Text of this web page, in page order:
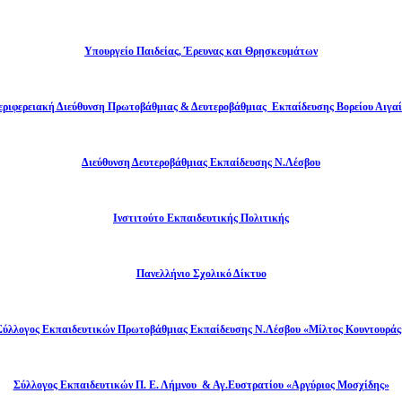
Υπουργείο Παιδείας, Έρευνας και Θρησκευμάτων
Διεύθυνση Πρωτοβάθμιας & Δευτεροβάθμιας Εκπαίδευσης Βορείου
Διεύθυνση Δευτεροβάθμιας Εκπαίδευσης Ν.Λέσβου
Ινστιτούτο Εκπαιδευτικής Πολιτικής
Πανελλήνιο Σχολικό Δίκτυο
Εκπαιδευτικών Πρωτοβάθμιας Εκπαίδευσης Ν.Λέσβου «Μίλτος
Σύλλογος Εκπαιδευτικών Π. Ε. Λήμνου & Αγ.Ευστρατίου «Αργύριος Μοσχίδης»